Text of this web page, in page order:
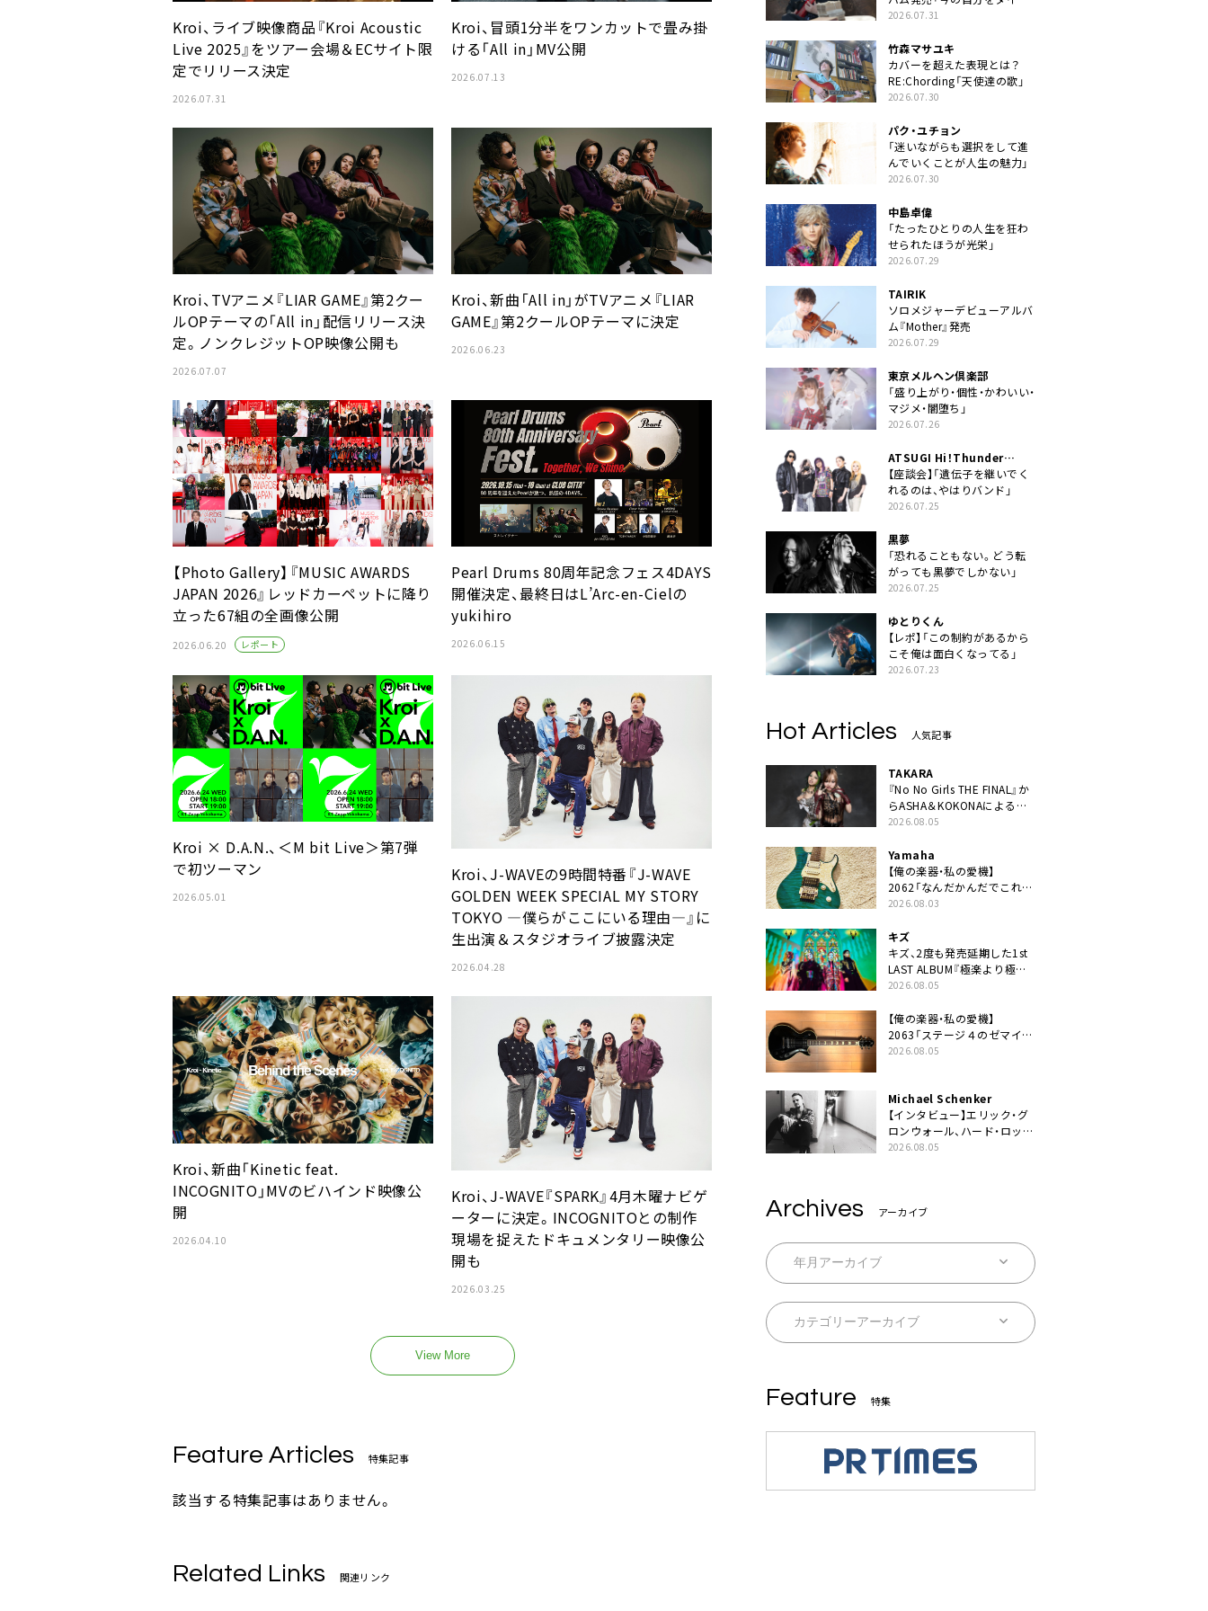
Kroi、ライブ映像商品『Kroi Acoustic
Live 2025』をツアー会場＆ECサイト限
定でリリース決定
2026.07.31
Kroi、冒頭1分半をワンカットで畳み掛
ける「All in」MV公開
2026.07.13
Kroi、TVアニメ『LIAR GAME』第2クー
ルOPテーマの「All in」配信リリース決
定。ノンクレジットOP映像公開も
2026.07.07
Kroi、新曲「All in」がTVアニメ『LIAR
GAME』第2クールOPテーマに決定
2026.06.23
【Photo Gallery】『MUSIC AWARDS
JAPAN 2026』レッドカーペットに降り
立った67組の全画像公開
2026.06.20 レポート
Pearl Drums 80周年記念フェス4DAYS
開催決定、最終日はL’Arc-en-Cielの
yukihiro
2026.06.15
Kroi × D.A.N.、＜M bit Live＞第7弾
で初ツーマン
2026.05.01
Kroi、J-WAVEの9時間特番『J-WAVE
GOLDEN WEEK SPECIAL MY STORY
TOKYO ―僕らがここにいる理由―』に
生出演＆スタジオライブ披露決定
2026.04.28
Kroi、新曲「Kinetic feat.
INCOGNITO」MVのビハインド映像公
開
2026.04.10
Kroi、J-WAVE『SPARK』4月木曜ナビゲ
ーターに決定。INCOGNITOとの制作
現場を捉えたドキュメンタリー映像公
開も
2026.03.25
View More
Feature Articles 特集記事
該当する特集記事はありません。
Related Links 関連リンク
クトに」
2026.07.31
竹森マサユキ
カバーを超えた表現とは？
RE:Chording「天使達の歌」
2026.07.30
パク・ユチョン
「迷いながらも選択をして進
んでいくことが人生の魅力」
2026.07.30
中島卓偉
「たったひとりの人生を狂わ
せられたほうが光栄」
2026.07.29
TAIRIK
ソロメジャーデビューアルバ
ム『Mother』発売
2026.07.29
東京メルヘン倶楽部
「盛り上がり・個性・かわいい・
マジメ・闇堕ち」
2026.07.26
ATSUGI Hi！Thunder
Rock Festival
【座談会】「遺伝子を継いでく
れるのは、やはりバンド」
2026.07.25
黒夢
「恐れることもない。どう転
がっても黒夢でしかない」
2026.07.25
ゆとりくん
【レポ】「この制約があるから
こそ俺は面白くなってる」
2026.07.23
Hot Articles 人気記事
TAKARA
『No No Girls THE FINAL』か
らASHA＆KOKONAによるユ
ニット・TAKARAがデビュー
2026.08.05
Yamaha
【俺の楽器・私の愛機】
2062「なんだかんだでこれが
1番」
2026.08.03
キズ
キズ、2度も発売延期した1st
LAST ALBUM『極楽より極上
の雨』遂にリリース。収録曲
2026.08.05
【俺の楽器・私の愛機】
2063「ステージ４のゼマイテ
ィス。」
2026.08.05
Michael Schenker
【インタビュー】エリック・グ
ロンウォール、ハード・ロック
の今を代表する魂のボーカリ
2026.08.05
Archives アーカイブ
Feature 特集